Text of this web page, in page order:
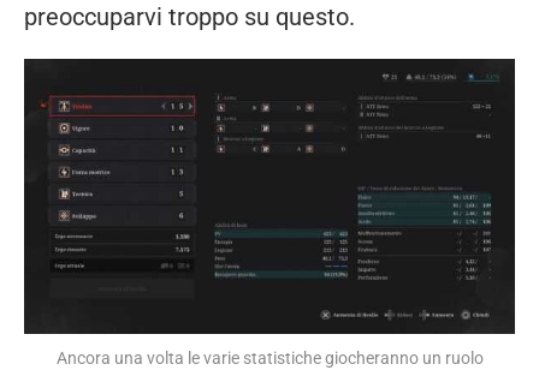
preoccuparvi troppo su questo.
Ancora una volta le varie statistiche giocheranno un ruolo